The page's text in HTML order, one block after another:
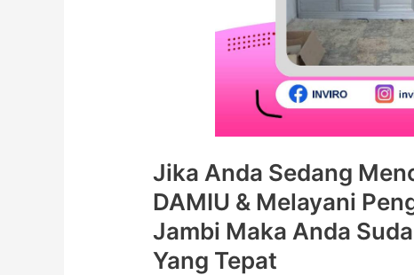
Jika Anda Sedang
DAMIU & Melayani
Jambi Maka Anda
Yang Tepat